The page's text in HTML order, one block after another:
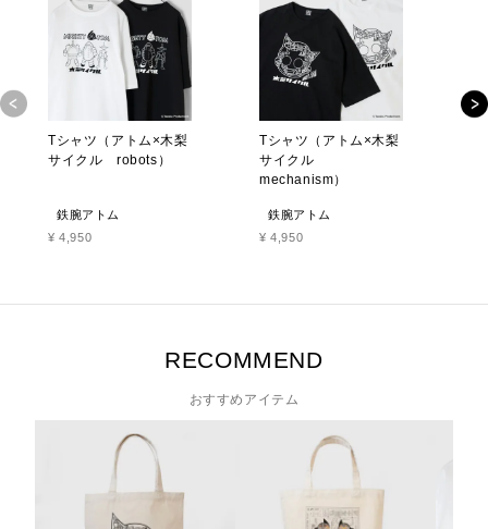
Tシャツ（アトム×木梨
サイクル robots）
鉄腕アトム
¥ 4,950
Tシャツ（アトム×木梨
サイクル
mechanism）
鉄腕アトム
¥ 4,950
RECOMMEND
おすすめアイテム